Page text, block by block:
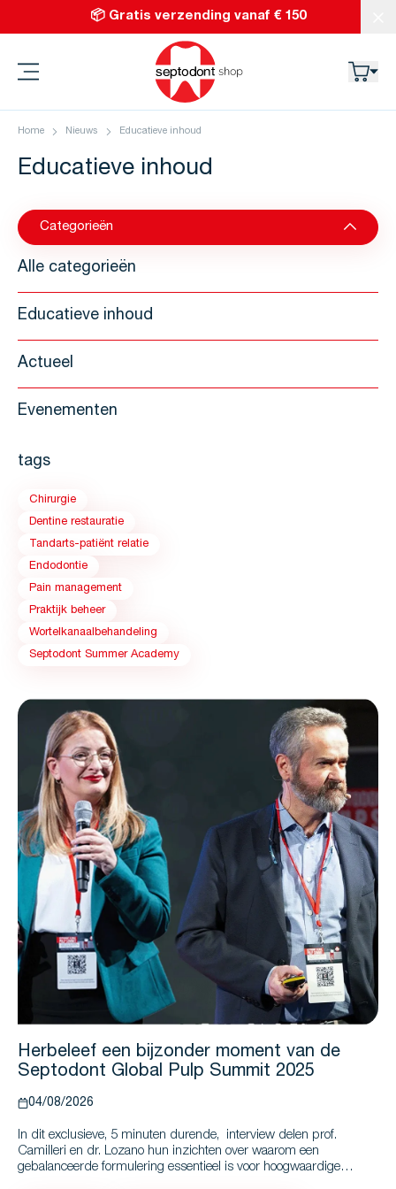
Ga naar de inhoud📦 Gratis verzending vanaf € 150
Septodont
Home Nieuws Educatieve inhoud
Educatieve inhoud
Categorieën
Alle categorieën
Educatieve inhoud
Actueel
Evenementen
tags
Chirurgie
Dentine restauratie
Tandarts-patiënt relatie
Endodontie
Pain management
Praktijk beheer
Wortelkanaalbehandeling
Septodont Summer Academy
Herbeleef een bijzonder moment van de
Septodont Global Pulp Summit 2025
04/08/2026
In dit exclusieve, 5 minuten durende, interview delen prof.
Camilleri en dr. Lozano hun inzichten over waarom een
gebalanceerde formulering essentieel is voor hoogwaardige